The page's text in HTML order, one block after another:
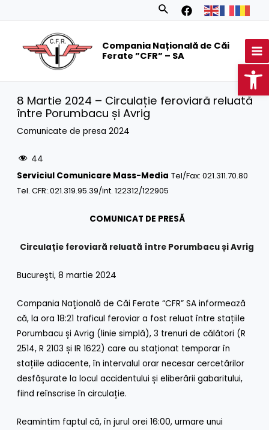
Search
Compania Națională de Căi
Ferate ”CFR” – SA
8 Martie 2024 – Circulație feroviară reluată
între Porumbacu și Avrig
Comunicate de presa 2024
44
Serviciul Comunicare Mass-Media Tel/Fax: 021.311.70.80
Tel. CFR:.021.319.95.39/int. 122312/122905
COMUNICAT DE PRESĂ
Circulație feroviară reluată între Porumbacu și Avrig
Bucureşti, 8 martie 2024
Compania Naţională de Căi Ferate “CFR” SA informează
că, la ora 18:21 traficul feroviar a fost reluat între stațiile
Porumbacu și Avrig (linie simplă), 3 trenuri de călători (R
2514, R 2103șiIR 1622) care au staționat temporar în
stațiile adiacente, în intervalul orar necesar cercetărilor
desfășurate la locul accidentului și eliberării gabaritului,
fiind reînscrise în circulație.
Reamintim faptul că, în jurul orei 16:00,urmare unui